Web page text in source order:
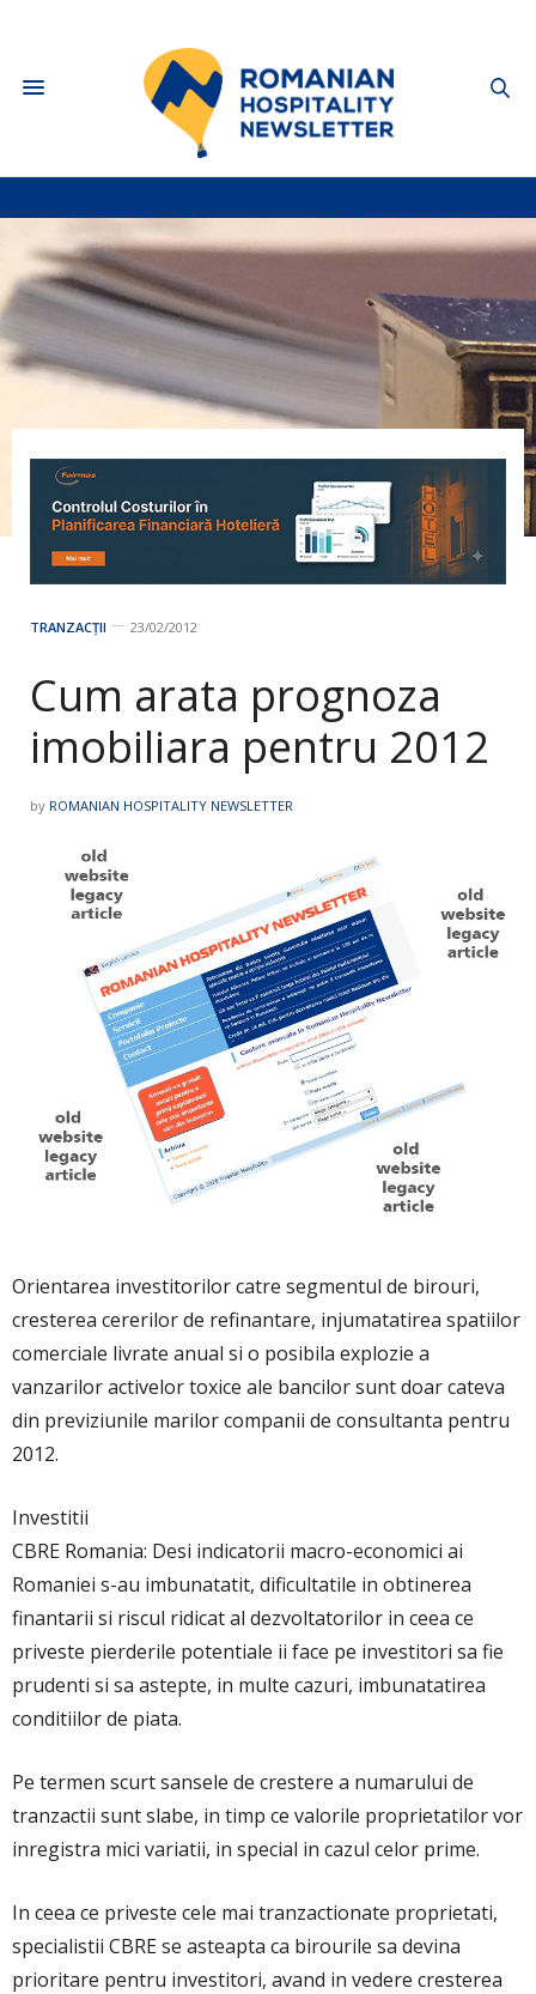
TRANZACȚII 23/02/2012
Cum arata prognoza
imobiliara pentru 2012
by ROMANIAN HOSPITALITY NEWSLETTER
Orientarea investitorilor catre segmentul de birouri,
cresterea cererilor de refinantare, injumatatirea spatiilor
comerciale livrate anual si o posibila explozie a
vanzarilor activelor toxice ale bancilor sunt doar cateva
din previziunile marilor companii de consultanta pentru
2012.
Investitii
CBRE Romania: Desi indicatorii macro-economici ai
Romaniei s-au imbunatatit, dificultatile in obtinerea
finantarii si riscul ridicat al dezvoltatorilor in ceea ce
priveste pierderile potentiale ii face pe investitori sa fie
prudenti si sa astepte, in multe cazuri, imbunatatirea
conditiilor de piata.
Pe termen scurt sansele de crestere a numarului de
tranzactii sunt slabe, in timp ce valorile proprietatilor vor
inregistra mici variatii, in special in cazul celor prime.
In ceea ce priveste cele mai tranzactionate proprietati,
specialistii CBRE se asteapta ca birourile sa devina
prioritare pentru investitori, avand in vedere cresterea